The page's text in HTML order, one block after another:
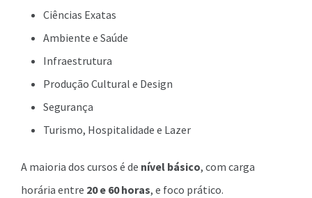
Ciências Exatas
Ambiente e Saúde
Infraestrutura
Produção Cultural e Design
Segurança
Turismo, Hospitalidade e Lazer
A maioria dos cursos é de nível básico, com carga
horária entre 20 e 60 horas, e foco prático.